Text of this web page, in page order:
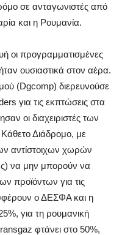
σε ανταγωνιστές από
και η Ρουμανία.
οι προγραμματισμένες
ουσιαστικά στον αέρα.
(Dgcomp) διερευνούσε
για τις εκπτώσεις στα
οι διαχειριστές των
Διάδρομο, με
αντίστοιχων χωρών
να μην μπορούν να
προϊόντων για τις
ο ΔΕΣΦΑ και η
για τη ρουμανική
φτάνει στο 50%,